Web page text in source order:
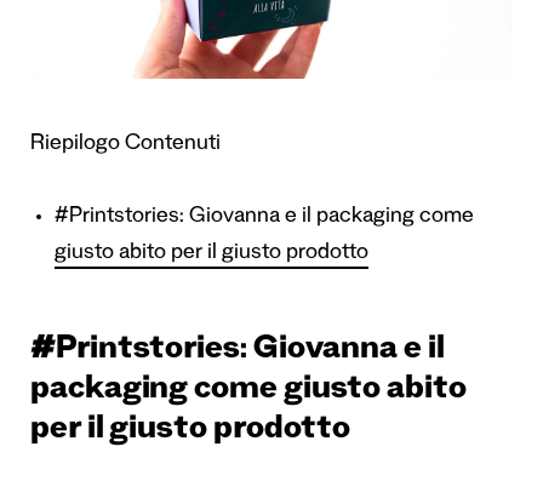
Riepilogo Contenuti
#Printstories: Giovanna e il packaging come
giusto abito per il giusto prodotto
#Printstories: Giovanna e il
packaging come giusto abito
per il giusto prodotto